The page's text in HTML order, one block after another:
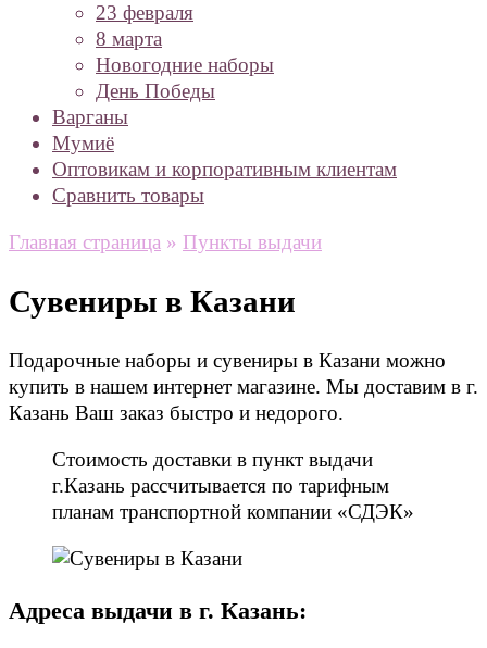
23 февраля
8 марта
Новогодние наборы
День Победы
Варганы
Мумиё
Оптовикам и корпоративным клиентам
Сравнить товары
Главная страница » Пункты выдачи
Сувениры в Казани
Подарочные наборы и сувениры в Казани можно
купить в нашем интернет магазине. Мы доставим в г.
Казань Ваш заказ быстро и недорого.
Стоимость доставки в пункт выдачи
г.Казань рассчитывается по тарифным
планам транспортной компании «СДЭК»
Адреса выдачи в г. Казань: